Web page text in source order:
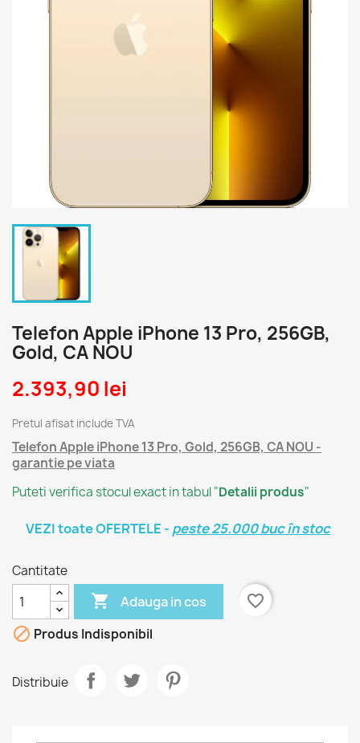
Telefon Apple iPhone 13 Pro, 256GB,
Gold, CA NOU
2.393,90 lei
Pretul afisat include TVA
Telefon Apple iPhone 13 Pro, Gold, 256GB, CA NOU -
garantie pe viata
Puteti verifica stocul exact in tabul "Detalii produs"
VEZI toate OFERTELE - peste 25.000 buc în stoc
Cantitate
 Adauga in cos
favorite_border
 Produs Indisponibil
Distribuie